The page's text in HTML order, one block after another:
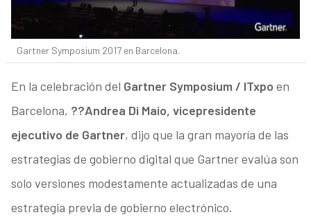
Gartner Symposium 2017 en Barcelona.
En la celebración del Gartner Symposium / ITxpo en
Barcelona, ??Andrea Di Maio, vicepresidente
ejecutivo de Gartner, dijo que la gran mayoría de las
estrategias de gobierno digital que Gartner evalúa son
solo versiones modestamente actualizadas de una
estrategia previa de gobierno electrónico.